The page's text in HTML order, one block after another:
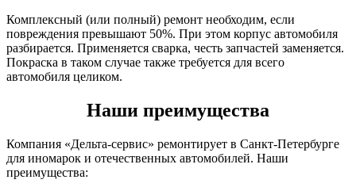
Комплексный (или полный) ремонт необходим, если
повреждения превышают 50%. При этом корпус автомобиля
разбирается. Применяется сварка, честь запчастей заменяется.
Покраска в таком случае также требуется для всего
автомобиля целиком.
Наши преимущества
Компания «Дельта-сервис» ремонтирует в Санкт-Петербурге
для иномарок и отечественных автомобилей. Наши
преимущества: